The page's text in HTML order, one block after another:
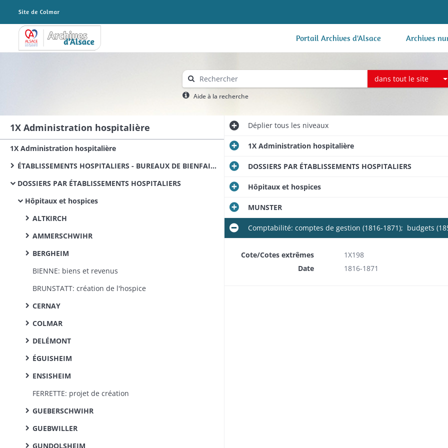
Archives Alsace - Colmar Portail Archives d'Alsace Archives
dans tout le site
Aide à la recherche
1X Administration hospitalière
1X Administration hospitalière
ÉTABLISSEMENTS HOSPITALIERS - BUREAUX DE BIENFAISANCE (documentation commune)
DOSSIERS PAR ÉTABLISSEMENTS HOSPITALIERS
Hôpitaux et hospices
ALTKIRCH
AMMERSCHWIHR
BERGHEIM
BIENNE: biens et revenus
BRUNSTATT: création de l'hospice
CERNAY
COLMAR
DELÉMONT
ÉGUISHEIM
ENSISHEIM
FERRETTE: projet de création
GUEBERSCHWIHR
GUEBWILLER
GUNDOLSHEIM
Dépliertous les niveaux
1X Administration hospitalière
DOSSIERS PAR ÉTABLISSEMENTS HOSPITALIERS
Hôpitaux et hospices
MUNSTER
Comptabilité: comptes de gestion (1816-1871); budgets
Cote/Cotes extrêmes
1X198
Date
1816-1871